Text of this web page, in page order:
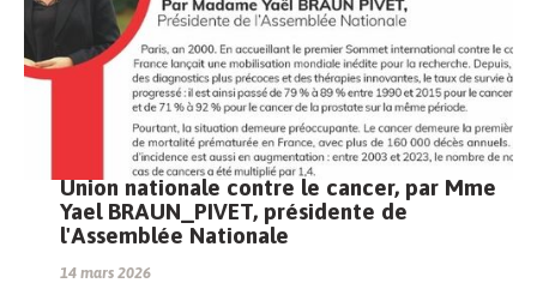
Union nationale contre le cancer, par Mme
Yael BRAUN_PIVET, présidente de
l'Assemblée Nationale
14 mars 2026